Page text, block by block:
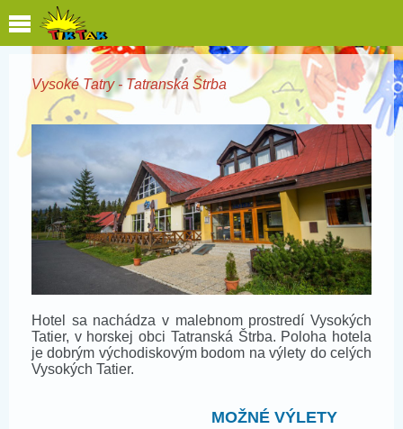
Vysoké Tatry - Tatranská Štrba
Hotel sa nachádza v malebnom prostredí Vysokých
Tatier, v horskej obci Tatranská Štrba. Poloha hotela
je dobrým východiskovým bodom na výlety do celých
Vysokých Tatier.
MOŽNÉ VÝLETY